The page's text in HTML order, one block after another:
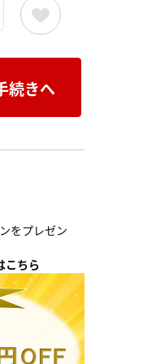
続きへ
をプレゼン
こちら